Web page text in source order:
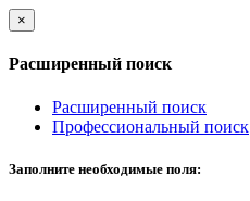
×
Расширенный поиск
Расширенный поиск
Профессиональный поиск
Заполните необходимые поля: